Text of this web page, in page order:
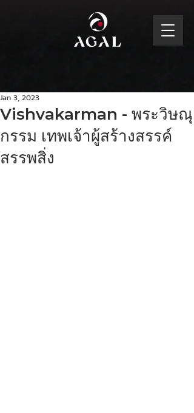
Vishvakarman - พระวิษณุ
กรรม เทพเจ้าผู้สร้างสรรค์
สรรพสิ่ง
Jan 3, 2023